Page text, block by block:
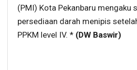
(PMI) Kota Pekanbaru mengaku
persediaan darah menipis
PPKM level IV. * (DW Baswir)